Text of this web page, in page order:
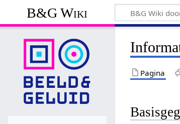
B&G Wiki
Pagina